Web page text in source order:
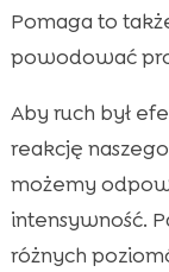
Pomaga to
powodować
Aby ruch był
reakcję
możemy
intensywność.
różnych